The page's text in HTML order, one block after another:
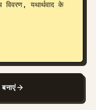
यथार्थवाद के
से मुस्कुराना